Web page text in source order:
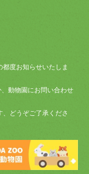
度お知らせいたしま
動物園にお問い合わせ
どうぞご了承くださ